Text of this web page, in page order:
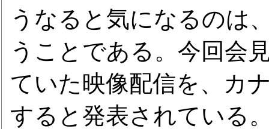
うなると気になるのは
うことである。今回会
ていた映像配信を、カ
すると発表されている